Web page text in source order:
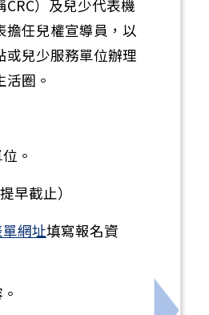
）及兒少代表機
擔任兒權宣導員，以
或兒少服務單位辦理
圈。
。
早截止）
網址填寫報名資